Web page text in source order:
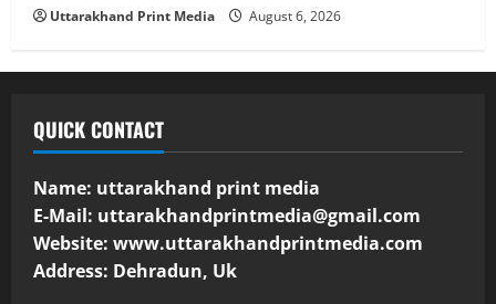
Uttarakhand Print Media August 6, 2026
QUICK CONTACT
Name: uttarakhand print media
E-Mail: uttarakhandprintmedia@gmail.com
Website: www.uttarakhandprintmedia.com
Address: Dehradun, Uk